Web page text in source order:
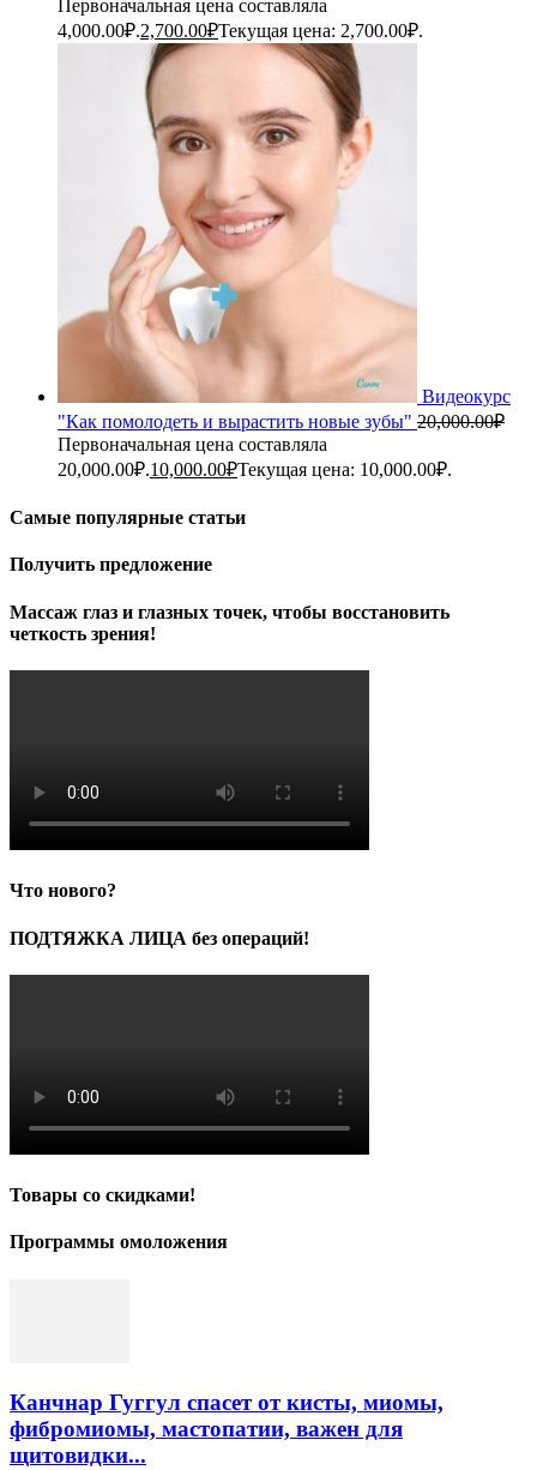
Первоначальная цена составляла
4,000.00₽.2,700.00₽Текущая цена: 2,700.00₽.
Видеокурс
"Как помолодеть и вырастить новые зубы" 20,000.00₽
Первоначальная цена составляла
20,000.00₽.10,000.00₽Текущая цена: 10,000.00₽.
Самые популярные статьи
Получить предложение
Массаж глаз и глазных точек, чтобы восстановить
четкость зрения!
Что нового?
ПОДТЯЖКА ЛИЦА без операций!
Товары со скидками!
Программы омоложения
Канчнар Гуггул спасет от кисты, миомы,
фибромиомы, мастопатии, важен для
щитовидки...